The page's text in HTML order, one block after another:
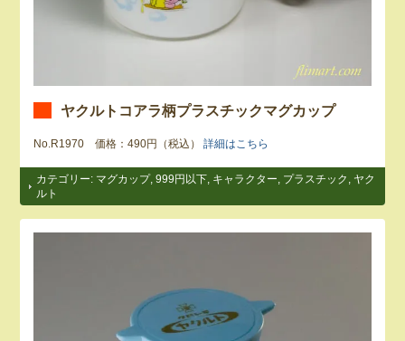
ヤクルトコアラ柄プラスチックマグカップ
No.R1970 価格：490円（税込）詳細はこちら
カテゴリー: マグカップ,999円以下 キャラクター プラスチック
ヤク
ルト